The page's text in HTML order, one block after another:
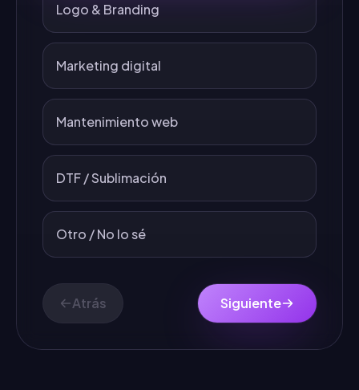
Logo & Branding
Marketing digital
Mantenimiento web
DTF / Sublimación
Otro / No lo sé
Atrás Siguiente